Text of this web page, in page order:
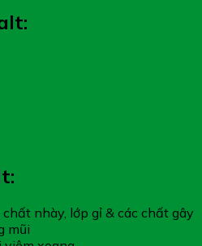
nhày, lớp gỉ & các chất gây
mũi